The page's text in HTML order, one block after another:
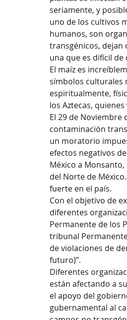
seriamente, y
uno de los cultivos
humanos, son
transgénicos, dejan
una que es difícil
El maíz es
símbolos culturales
espiritualmente,
los Aztecas,
El 29 de Noviembre
contaminación
un moratorio
efectos negativos
México a
del Norte de
fuerte en el país.
Con el objetivo de
diferentes
Permanente de los
tribunal
de violaciones de
futuro)”.
Diferentes
están afectando a
el apoyo del
gubernamental al